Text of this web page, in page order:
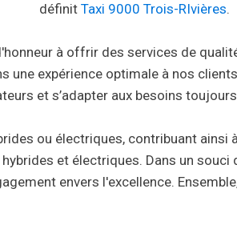
définit Taxi 9000 Trois-RIvières.
à offrir des services de
une expérience optimale à nos
et s’adapter aux besoins
ou électriques, contribuant
et électriques. Dans un
envers l'excellence.